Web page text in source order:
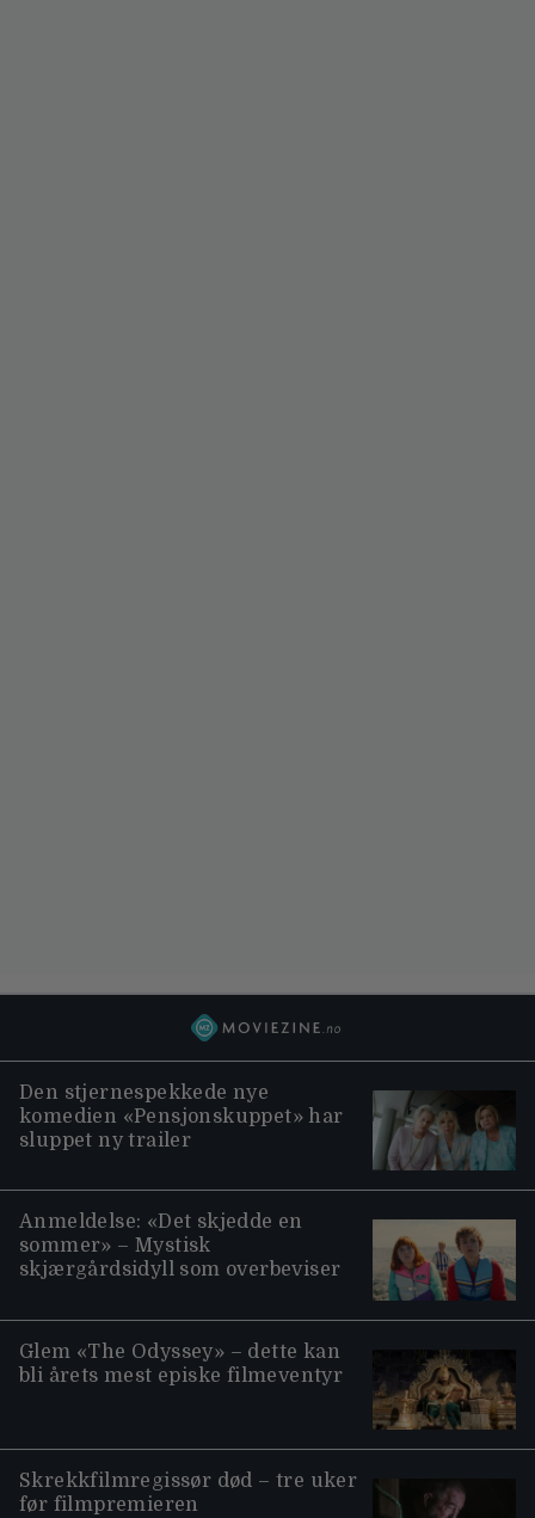
Den stjernespekkede nye
komedien «Pensjonskuppet» har
sluppet ny trailer
Anmeldelse: «Det skjedde en
sommer» – Mystisk
skjærgårdsidyll som overbeviser
Glem «The Odyssey» – dette kan
bli årets mest episke filmeventyr
Skrekkfilmregissør død – tre uker
før filmpremieren